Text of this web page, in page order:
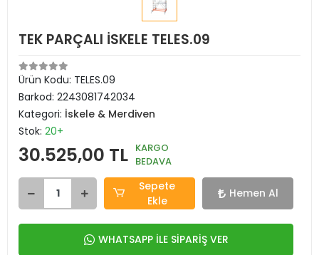
TEK PARÇALI İSKELE TELES.09
Ürün Kodu: TELES.09
Barkod: 2243081742034
Kategori: İskele & Merdiven
Stok: 20+
30.525,00 TL KARGO
BEDAVA
Sepete
Ekle
Hemen Al
WHATSAPP İLE SİPARİŞ VER